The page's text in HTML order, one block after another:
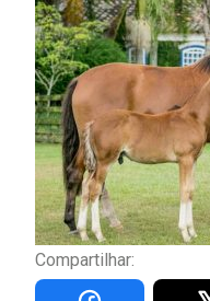
Compartilhar: